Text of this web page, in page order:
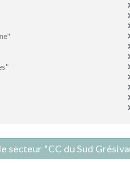
secteur "CC du Sud